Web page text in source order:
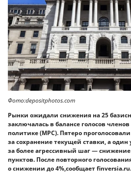
Фото:depositphotos.com
Рынки ожидали снижения на 25
заключалась в балансе голосов
политике (MPC). Пятеро
за сохранение текущей ставки, а
за более агрессивный шаг — снижение
пунктов. После повторного
о снижении до 4%,сообщает finversia.ru.